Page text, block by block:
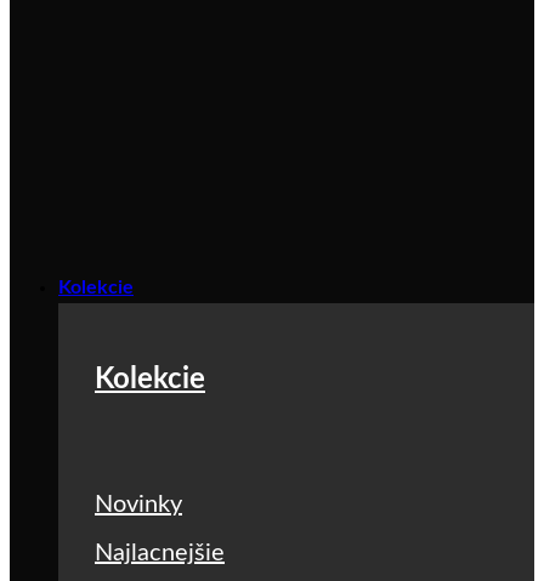
Kolekcie
Kolekcie
Novinky
Najlacnejšie